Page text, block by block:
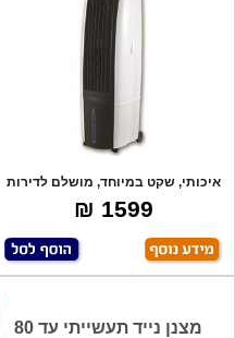
איכותי, שקט במיוחד, מושלם לדירות
גן/מרפס
1599 ₪
מצנן נייד תעשייתי עד 80